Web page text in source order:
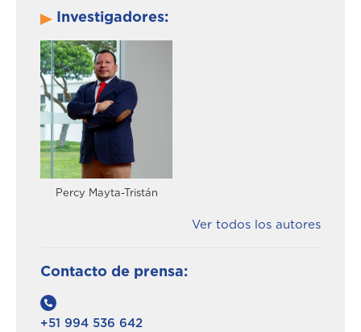
Investigadores:
Percy Mayta-Tristán
Ver todos los autores
Contacto de prensa:
+51 994 536 642